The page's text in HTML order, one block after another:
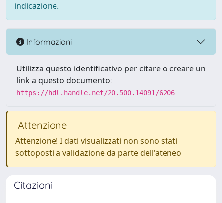
indicazione.
Informazioni
Utilizza questo identificativo per citare o creare un
link a questo documento:
https://hdl.handle.net/20.500.14091/6206
Attenzione
Attenzione! I dati visualizzati non sono stati
sottoposti a validazione da parte dell'ateneo
Citazioni